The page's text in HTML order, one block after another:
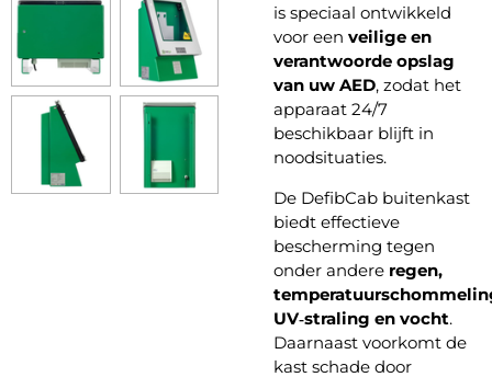
is speciaal ontwikkeld
voor een veilige en
verantwoorde opslag
van uw AED, zodat het
apparaat 24/7
beschikbaar blijft in
noodsituaties.
De DefibCab buitenkast
biedt effectieve
bescherming tegen
onder andere regen,
UV‑straling en vocht.
Daarnaast voorkomt de
kast schade door